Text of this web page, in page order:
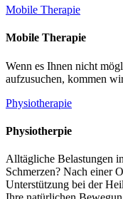
Mobile Therapie
Mobile Therapie
Wenn es Ihnen nicht
aufzusuchen, kommen
Physiotherapie
Physiotherpie
Alltägliche Belastungen
Schmerzen? Nach einer
Unterstützung bei der